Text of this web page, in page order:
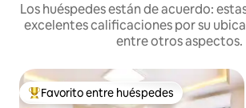
Los huéspedes están de acuerdo:
excelentes calificaciones por su
entre otros aspectos.
Favorito entre los huéspedes más
Favorito entre huéspedes